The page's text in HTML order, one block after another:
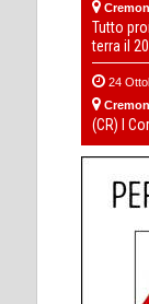
Tutto
terra il
24
(CR) I